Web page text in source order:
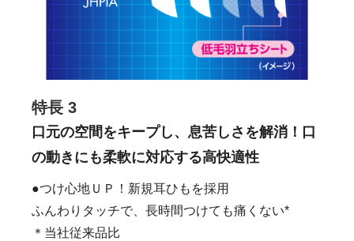
特長 3
口元の空間をキープし、息苦しさを解消！口
の動きにも柔軟に対応する高快適性
●つけ心地ＵＰ！新規耳ひもを採用
ふんわりタッチで、長時間つけても痛くない*
＊当社従来品比